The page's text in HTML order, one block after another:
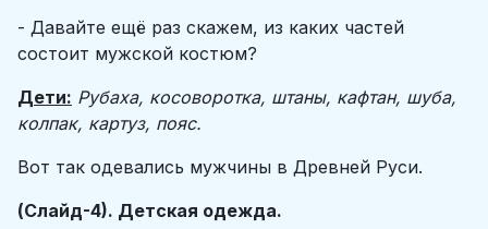
- Давайте ещё раз скажем, из каких частей
состоит мужской костюм?
Дети: Рубаха, косоворотка, штаны, кафтан, шуба,
колпак, картуз, пояс.
Вот так одевались мужчины в Древней Руси.
(Слайд-4). Детская одежда.